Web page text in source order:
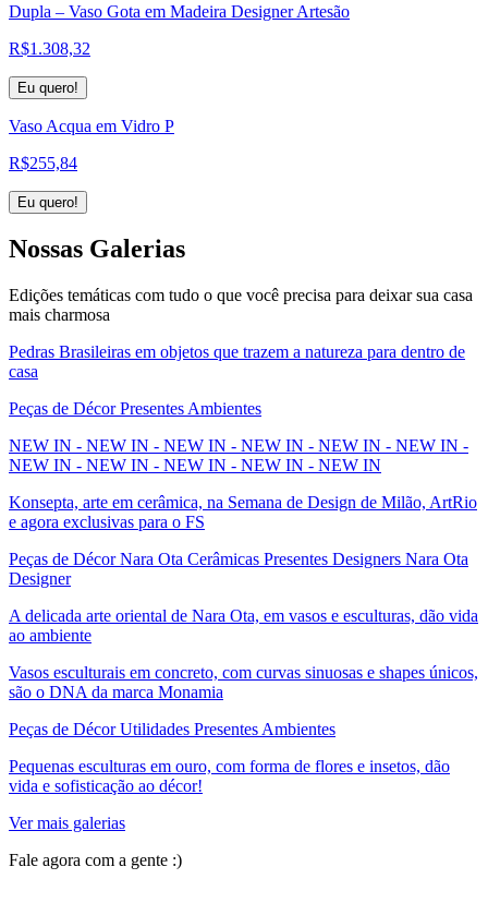
Dupla – Vaso Gota em Madeira Designer Artesão
R$1.308,32
Eu quero!
Vaso Acqua em Vidro P
R$255,84
Eu quero!
Nossas Galerias
Edições temáticas com tudo o que você precisa para deixar sua casa
mais charmosa
Pedras Brasileiras em objetos que trazem a natureza para dentro de
casa
Peças de Décor Presentes Ambientes
NEW IN - NEW IN - NEW IN - NEW IN - NEW IN - NEW IN -
NEW IN - NEW IN - NEW IN - NEW IN - NEW IN
Konsepta, arte em cerâmica, na Semana de Design de Milão, ArtRio
e agora exclusivas para o FS
Peças de Décor Nara Ota Cerâmicas Presentes Designers Nara Ota
Designer
A delicada arte oriental de Nara Ota, em vasos e esculturas, dão vida
ao ambiente
Vasos esculturais em concreto, com curvas sinuosas e shapes únicos,
são o DNA da marca Monamia
Peças de Décor Utilidades Presentes Ambientes
Pequenas esculturas em ouro, com forma de flores e insetos, dão
vida e sofisticação ao décor!
Ver mais galerias
Fale agora com a gente :)